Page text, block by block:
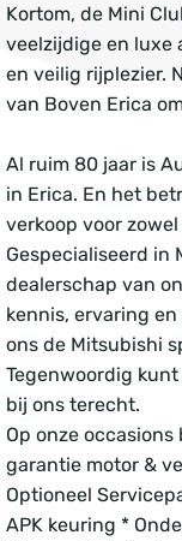
Kortom, de Mini
veelzijdige en luxe
en veilig rijplezier.
van Boven Erica
Al ruim 80 jaar is
in Erica. En het
verkoop voor
Gespecialiseerd in
dealerschap van
kennis, ervaring
ons de Mitsubishi
Tegenwoordig
bij ons terecht.
Op onze
garantie motor &
Optioneel
APK keuring *